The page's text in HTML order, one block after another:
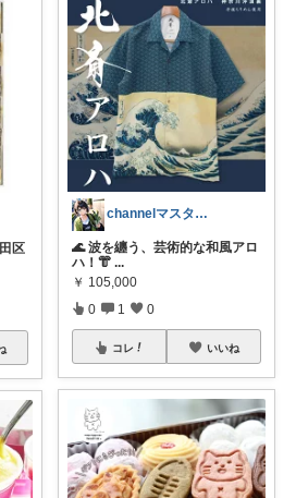
区
channelマスタング
​🌊 波を纏う、芸術的な和風アロ
ハ！ ​👘 ...
￥ 105,000
0 1 0
コレ いいね